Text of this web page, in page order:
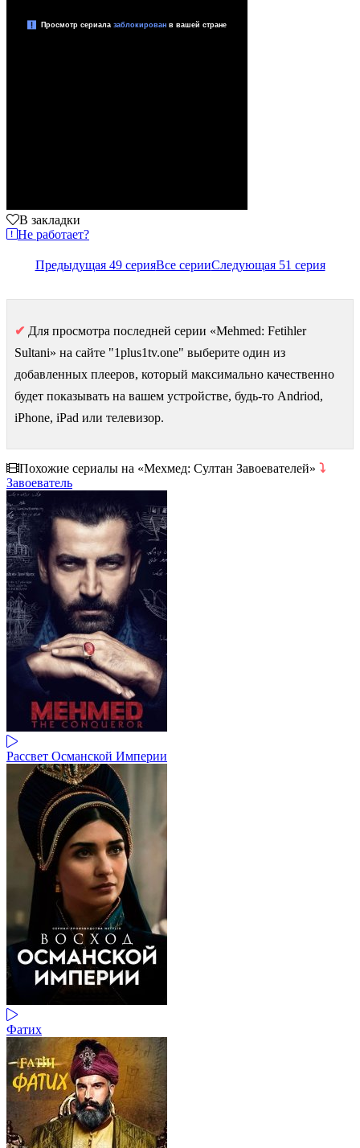
В закладки
Не работает?
Предыдущая 49 серияВсе серииСледующая 51 серия
✔ Для просмотра последней серии «Mehmed: Fetihler
Sultani» на сайте "1plus1tv.one" выберите один из
добавленных плееров, который максимально качественно
будет показывать на вашем устройстве, будь-то Andriod,
iPhone, iPad или телевизор.
Похожие сериалы на «Мехмед: Султан Завоевателей» ⤵
Завоеватель
Рассвет Османской Империи
Фатих